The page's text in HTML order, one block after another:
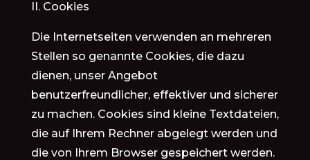
II. Cookies
Die Internetseiten verwenden an mehreren
Stellen so genannte Cookies, die dazu
dienen, unser Angebot
benutzerfreundlicher, effektiver und sicherer
zu machen. Cookies sind kleine Textdateien,
die auf Ihrem Rechner abgelegt werden und
die von Ihrem Browser gespeichert werden.